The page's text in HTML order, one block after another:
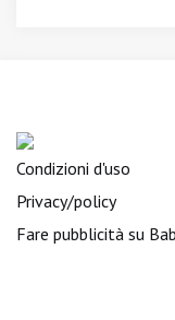
Condizioni d'uso
Privacy/policy
Fare pubblicità su